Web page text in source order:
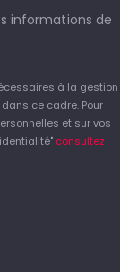
informations de
à la gestion
ce cadre. Pour
et sur vos
consultez